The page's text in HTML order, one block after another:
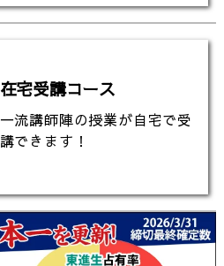
在宅受講コース
一流講師陣の授業が自宅で受
講できます！